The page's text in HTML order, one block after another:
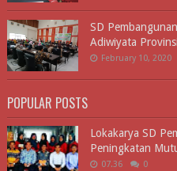
SD
Adiwiyata Provinsi
February 10, 2020
POPULAR POSTS
Lokakarya SD
Peningkatan
07.36 0